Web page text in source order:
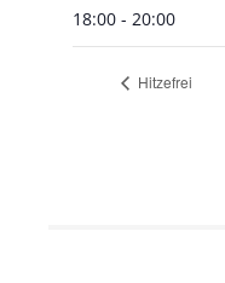
18:00 - 20:00
Hitzefrei